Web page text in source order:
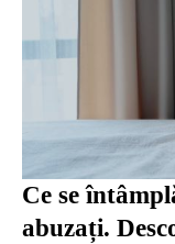
Ce se
abuzați.